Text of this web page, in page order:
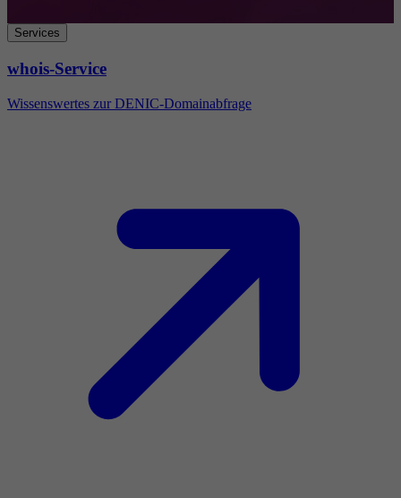
Services
whois-Service
Wissenswertes zur DENIC-Domainabfrage